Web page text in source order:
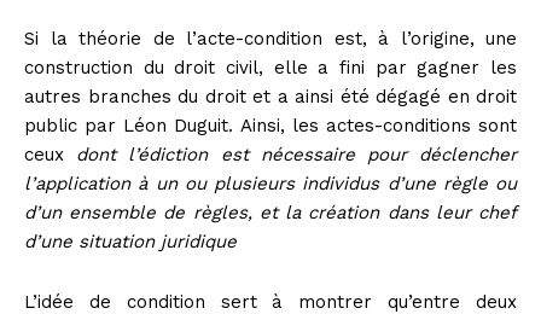
Si la théorie de l’acte-condition est, à l’origine, une
construction du droit civil, elle a fini par gagner les
autres branches du droit et a ainsi été dégagé en droit
public par Léon Duguit. Ainsi, les actes-conditions sont
ceux dont l’édiction est nécessaire pour déclencher
l’application à un ou plusieurs individus d’une règle ou
d’un ensemble de règles, et la création dans leur chef
d’une situation juridique
L’idée de condition sert à montrer qu’entre deux